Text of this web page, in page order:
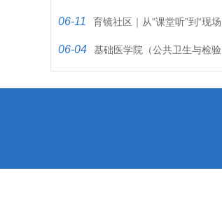
医学院）教工党支部开展第6期…
06-11 育镜社区｜从“课堂听”到“现场
讲”：一堂“行走”在丰堆…
06-04 基础医学院（公共卫生与检验